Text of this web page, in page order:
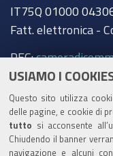
USIAMO I
Questo sito utilizza
delle pagine, e cookie di
tutto si acconsente
Chiudendo il banner
navigazione e alcuni
IT75Q 01000
Fatt. elettronica -
PEC:
Trasparenza
Amministrazione
Albo Camerale